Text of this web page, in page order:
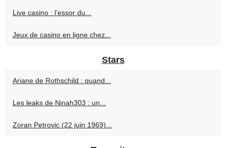
Live casino : l’essor du...
Jeux de casino en ligne chez...
Stars
Ariane de Rothschild : quand...
Les leaks de Ninah303 : un...
Zoran Petrovic (22 juin 1969)...